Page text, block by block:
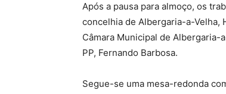
Após a pausa para almoço, os
concelhia de Albergaria-a-Velha,
Câmara Municipal de
PP, Fernando Barbosa.
Segue-se uma mesa-redonda